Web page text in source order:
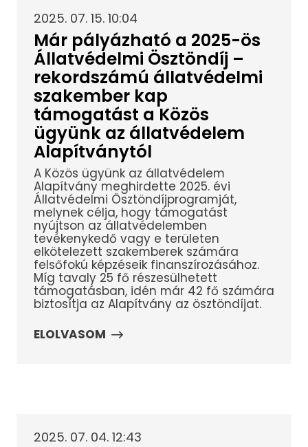
2025. 07. 15. 10:04
Már pályázható a 2025-ös
Állatvédelmi Ösztöndíj –
rekordszámú állatvédelmi
szakember kap
támogatást a Közös
ügyünk az állatvédelem
Alapítványtól
A Közös ügyünk az állatvédelem
Alapítvány meghirdette 2025. évi
Állatvédelmi Ösztöndíjprogramját,
melynek célja, hogy támogatást
nyújtson az állatvédelemben
tevékenykedő vagy e területen
elkötelezett szakemberek számára
felsőfokú képzéseik finanszírozásához.
Míg tavaly 25 fő részesülhetett
támogatásban, idén már 42 fő számára
biztosítja az Alapítvány az ösztöndíjat.
ELOLVASOM
2025. 07. 04. 12:43